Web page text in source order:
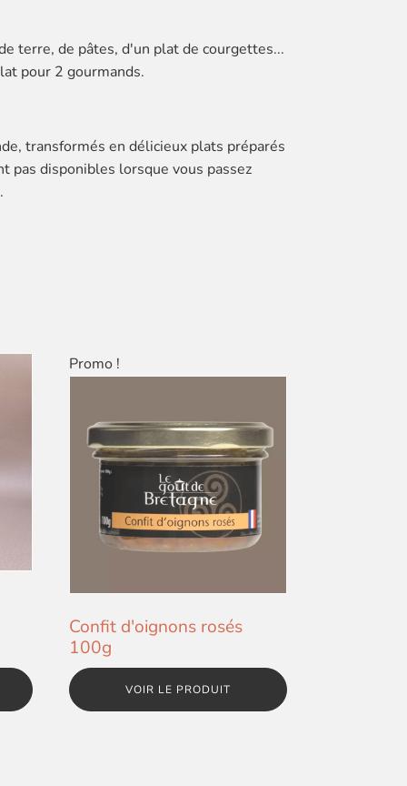
terre, de pâtes, d'un plat de courgettes...
pour 2 gourmands.
transformés en délicieux plats préparés
pas disponibles lorsque vous passez
Promo !
Confit d'oignons rosés
100g
VOIR LE PRODUIT